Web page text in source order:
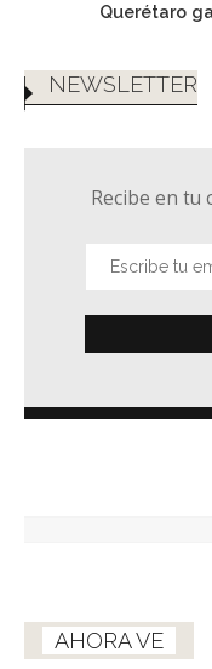
Querétaro
NEWSLETTER
Recibe en tu
AHORA VE